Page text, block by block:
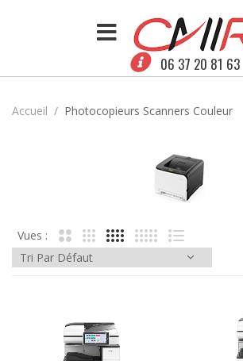
06 37 20 81 63
Accueil Photocopieurs Scanners Couleur
Vues :